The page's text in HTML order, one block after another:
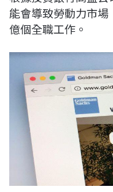
o
o
d
能會導致勞動力市
億個全職工作。